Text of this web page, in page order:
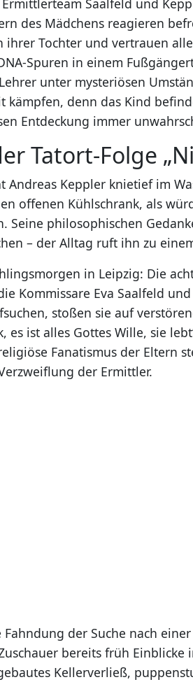
Saalfeld und
des Mädchens reagieren
ihrer Tochter und vertrauen
Spuren in einem
unter mysteriösen
kämpfen, denn das Kind
Entdeckung immer
Tatort-Folge
Andreas Keppler knietief im
offenen Kühlschrank, als
Seine philosophischen
– der Alltag ruft ihn zu
in Leipzig: Die
Kommissare Eva Saalfeld
stoßen sie auf
es ist alles Gottes Wille, sie
Fanatismus der Eltern
der Ermittler.
der Suche nach
bereits früh Einblicke
Kellerverließ,